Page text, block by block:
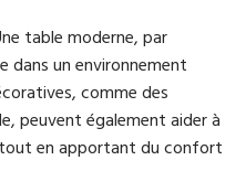
table moderne, par
dans un environnement
comme des
peuvent également aider à
tout en apportant du confort